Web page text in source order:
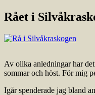
Rået i
Av olika anledningar har
sommar och höst. För mig
Igår spenderade jag bland